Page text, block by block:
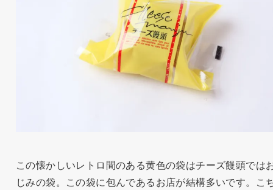
この懐かしいレトロ間のある黄色の袋はチーズ饅頭では
じみの袋。この袋に包んであるお店が結構多いです。こ